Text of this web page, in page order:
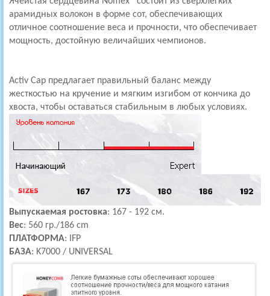
арамидных волокон в форме сот, обеспечивающих
отличное соотношение веса и прочности, что обеспечивает
мощность, достойную величайших чемпионов.
Activ Cap предлагает правильный баланс между
жесткостью на кручение и мягким изгибом от кончика до
хвоста, чтобы оставаться стабильным в любых условиях.
Выпускаемая ростовка: 167 - 192 см.
Вес: 560 гр./186 cm
ПЛАТФОРМА: IFP
БАЗА: K7000 / UNIVERSAL